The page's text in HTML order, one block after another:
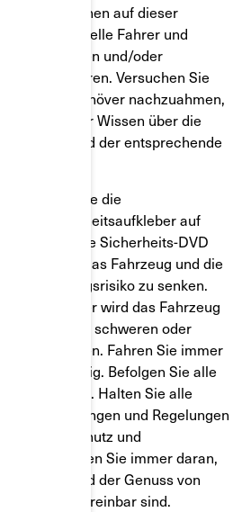
einige Szenen auf dieser
professionelle Fahrer und
unter idealen und/oder
durchführen. Versuchen Sie
riskante Manöver nachzuahmen,
und Ihr Wissen über die
und der entsprechende
insbesondere die
die Sicherheitsaufkleber auf
Sie sich die Sicherheits-DVD
über das Fahrzeug und die
Verletzungsrisiko zu senken.
befolgt oder wird das Fahrzeug
kann es zu schweren oder
kommen. Fahren Sie immer
und vorsichtig. Befolgen Sie alle
Halten Sie alle
Bestimmungen und Regelungen
Augenschutz und
Denken Sie immer daran,
und der Genuss von
vereinbar sind.